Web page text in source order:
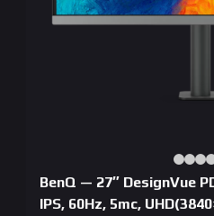
BenQ — 27″ DesignVue
IPS, 60Hz, 5mc,